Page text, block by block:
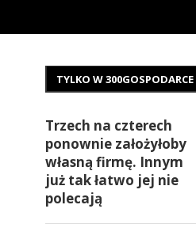
TYLKO W 300GOSPODARCE
Trzech na czterech
ponownie założyłoby
własną firmę. Innym
już tak łatwo jej nie
polecają